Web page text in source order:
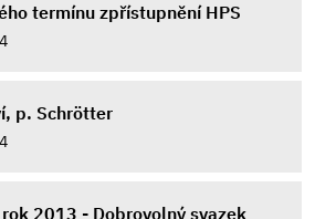
termínu zpřístupnění HPS
p. Schrötter
2013 - Dobrovolný svazek